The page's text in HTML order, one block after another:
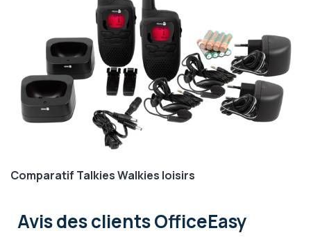
Comparatif Talkies Walkies loisirs
Avis des clients OfficeEasy